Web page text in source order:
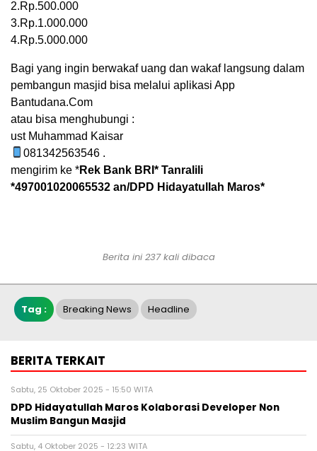
2.Rp.500.000
3.Rp.1.000.000
4.Rp.5.000.000
Bagi yang ingin berwakaf uang dan wakaf langsung dalam
pembangun masjid bisa melalui aplikasi App
Bantudana.Com
atau bisa menghubungi :
ust Muhammad Kaisar
081342563546 .
mengirim ke *Rek Bank BRI* Tanralili
*497001020065532 an/DPD Hidayatullah Maros*
Berita ini 237 kali dibaca
Tag : Breaking News Headline
BERITA TERKAIT
Sabtu, 25 Oktober 2025 - 15:50 WITA
DPD Hidayatullah Maros Kolaborasi Developer Non
Muslim Bangun Masjid
Sabtu, 4 Oktober 2025 - 12:23 WITA